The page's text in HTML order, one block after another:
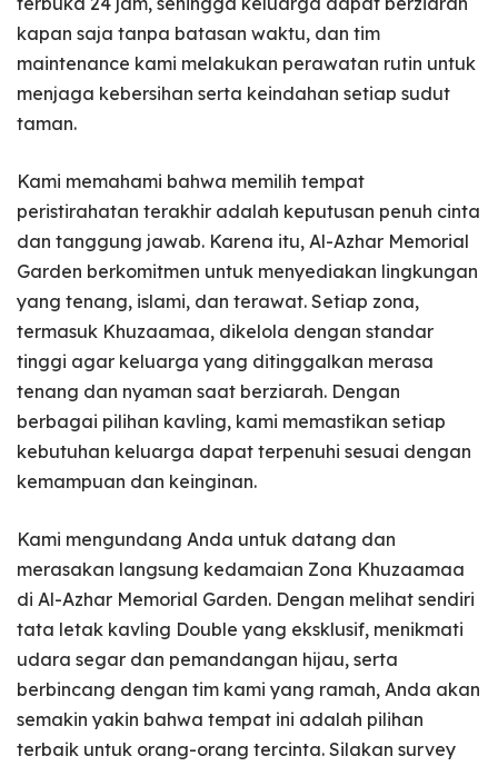
kapan saja tanpa batasan waktu, dan tim
maintenance kami melakukan perawatan rutin untuk
menjaga kebersihan serta keindahan setiap sudut
taman.
Kami memahami bahwa memilih tempat
peristirahatan terakhir adalah keputusan penuh cinta
dan tanggung jawab. Karena itu, Al-Azhar Memorial
Garden berkomitmen untuk menyediakan lingkungan
yang tenang, islami, dan terawat. Setiap zona,
termasuk Khuzaamaa, dikelola dengan standar
tinggi agar keluarga yang ditinggalkan merasa
tenang dan nyaman saat berziarah. Dengan
berbagai pilihan kavling, kami memastikan setiap
kebutuhan keluarga dapat terpenuhi sesuai dengan
kemampuan dan keinginan.
Kami mengundang Anda untuk datang dan
merasakan langsung kedamaian Zona Khuzaamaa
di Al-Azhar Memorial Garden. Dengan melihat sendiri
tata letak kavling Double yang eksklusif, menikmati
udara segar dan pemandangan hijau, serta
berbincang dengan tim kami yang ramah, Anda akan
semakin yakin bahwa tempat ini adalah pilihan
terbaik untuk orang-orang tercinta. Silakan survey